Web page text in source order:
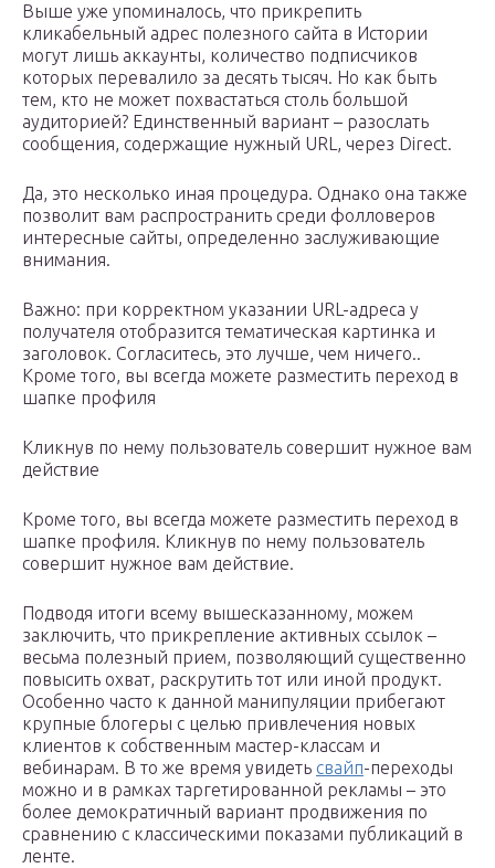
Выше уже упоминалось, что прикрепить
кликабельный адрес полезного сайта в Истории
могут лишь аккаунты, количество подписчиков
которых перевалило за десять тысяч. Но как быть
тем, кто не может похвастаться столь большой
аудиторией? Единственный вариант – разослать
сообщения, содержащие нужный URL, через Direct.
Да, это несколько иная процедура. Однако она также
позволит вам распространить среди фолловеров
интересные сайты, определенно заслуживающие
внимания.
Важно: при корректном указании URL-адреса у
получателя отобразится тематическая картинка и
заголовок. Согласитесь, это лучше, чем ничего..
Кроме того, вы всегда можете разместить переход в
шапке профиля
Кликнув по нему пользователь совершит нужное вам
действие
Кроме того, вы всегда можете разместить переход в
шапке профиля. Кликнув по нему пользователь
совершит нужное вам действие.
Подводя итоги всему вышесказанному, можем
заключить, что прикрепление активных ссылок –
весьма полезный прием, позволяющий существенно
повысить охват, раскрутить тот или иной продукт.
Особенно часто к данной манипуляции прибегают
крупные блогеры с целью привлечения новых
клиентов к собственным мастер-классам и
вебинарам. В то же время увидеть свайп-переходы
можно и в рамках таргетированной рекламы – это
более демократичный вариант продвижения по
сравнению с классическими показами публикаций в
ленте.